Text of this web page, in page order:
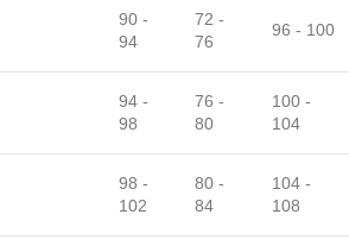
90 -
94
72 -
76
96 - 100
94 -
98
76 -
80
100 -
104
98 -
102
80 -
84
104 -
108